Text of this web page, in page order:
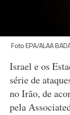
Foto EPA/ALAA
Israel e os
série de
no Irão, de
pela